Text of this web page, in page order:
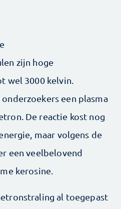
zijn hoge
wel 3000 kelvin.
een plasma
De reactie kost nog
maar volgens de
een veelbelovend
kerosine.
al toegepast